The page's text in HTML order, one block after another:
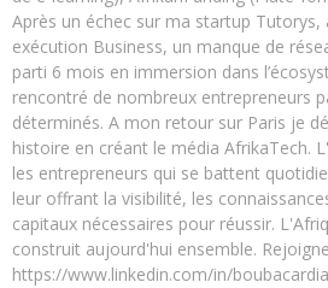
Après un échec sur ma startup Tutorys,
exécution Business, un manque de
parti 6 mois en immersion dans
rencontré de nombreux entrepreneurs
déterminés. A mon retour sur Paris je
histoire en créant le média AfrikaTech.
les entrepreneurs qui se battent
leur offrant la visibilité, les
capitaux nécessaires pour réussir.
construit aujourd'hui ensemble.
https://www.linkedin.com/in/